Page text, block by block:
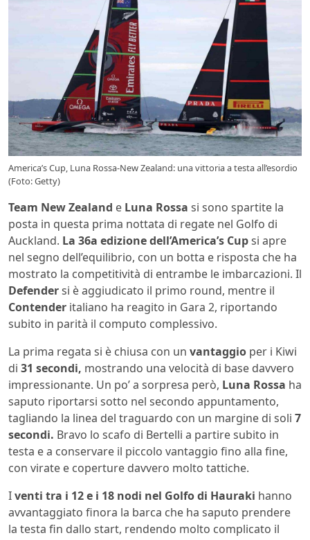
America’s Cup, Luna Rossa-New Zealand: una vittoria a testa all’esordio
(Foto: Getty)
Team New Zealand e Luna Rossa si sono spartite la
posta in questa prima nottata di regate nel Golfo di
Auckland. La 36a edizione dell’America’s Cupsi apre
nel segno dell’equilibrio, con un botta e risposta che ha
mostrato la competitività di entrambe le imbarcazioni. Il
Defendersi è aggiudicato il primo round, mentre il
Contender italiano ha reagito in Gara 2, riportando
subito in parità il computo complessivo.
La prima regata si è chiusa con un vantaggio per i Kiwi
di 31 secondi, mostrando una velocità di base davvero
impressionante. Un po’ a sorpresa però, Luna Rossa ha
saputo riportarsi sotto nel secondo appuntamento,
tagliando la linea del traguardo con un margine di soli 7
secondi. Bravo lo scafo di Bertelli a partire subito in
testa e a conservare il piccolo vantaggio fino alla fine,
con virate e coperture davvero molto tattiche.
Iventi tra i 12 e i 18 nodi nel Golfo di Hauraki hanno
avvantaggiato finora la barca che ha saputo prendere
la testa fin dallo start, rendendo molto complicato il